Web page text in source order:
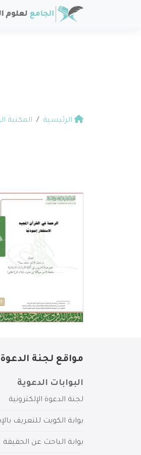
الرئيسية المكتبة
مواقع لجنة الدعوة
البوابات الدعوية
لجنة الدعوة الإلكترونية
بوابة الكويت للتعريف
بوابة الباحث عن الحقيقة